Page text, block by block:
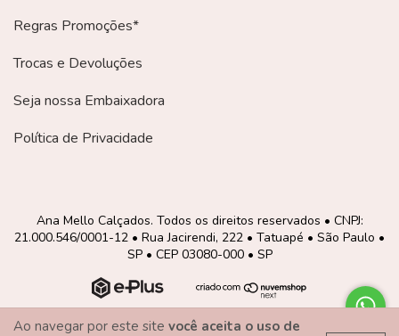
Ao navegar por este site você aceita o uso de
Regras Promoções*
Trocas e Devoluções
Seja nossa Embaixadora
Política de Privacidade
Ana Mello Calçados. Todos os direitos reservados • CNPJ:
21.000.546/0001-12 • Rua Jacirendi, 222 • Tatuapé • São Paulo •
SP • CEP 03080-000 • SP